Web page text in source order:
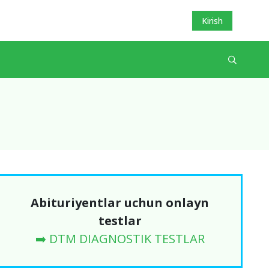
Kirish
Abituriyentlar uchun onlayn
testlar
➡️ DTM DIAGNOSTIK TESTLAR